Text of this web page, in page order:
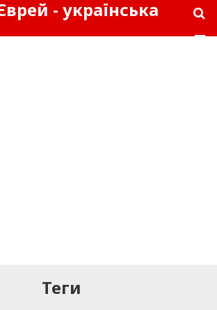
- українська
Теги